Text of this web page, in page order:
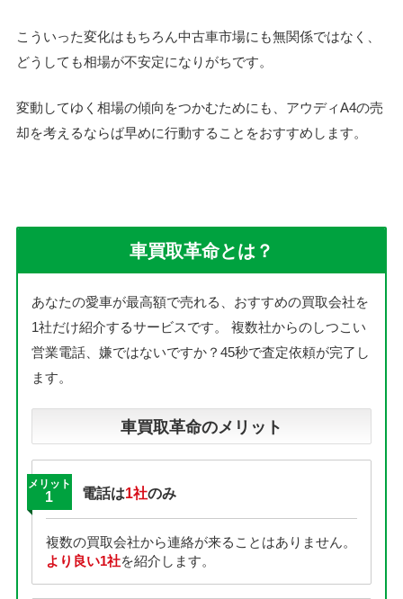
こういった変化はもちろん中古車市場にも無関係ではなく、
どうしても相場が不安定になりがちです。
変動してゆく相場の傾向をつかむためにも、アウディA4の売
却を考えるならば早めに行動することをおすすめします。
車買取革命とは？
あなたの愛車が最高額で売れる、おすすめの買取会社を
1社だけ紹介するサービスです。
複数社からのしつこい
営業電話、嫌ではないですか？45秒で査定依頼が完了し
ます。
車買取革命のメリット
メリット
1 電話は1社のみ
複数の買取会社から連絡が来ることはありません。
より良い1社を紹介します。